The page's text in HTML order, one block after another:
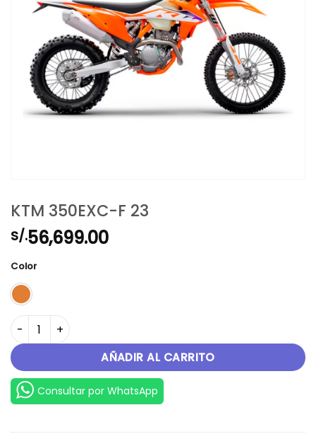
KTM 350EXC-F 23
S/.56,699.00
Color
KTM 350EXC-F 23 cantidad
AÑADIR AL CARRITO
Consultar por WhatsApp